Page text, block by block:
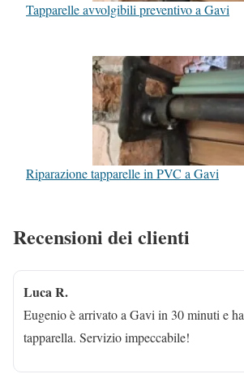
Tapparelle avvolgibili preventivo a Gavi
Riparazione tapparelle in PVC a Gavi
Recensioni dei clienti
Luca R.
Eugenio è arrivato a Gavi in 30 minuti e
tapparella. Servizio impeccabile!